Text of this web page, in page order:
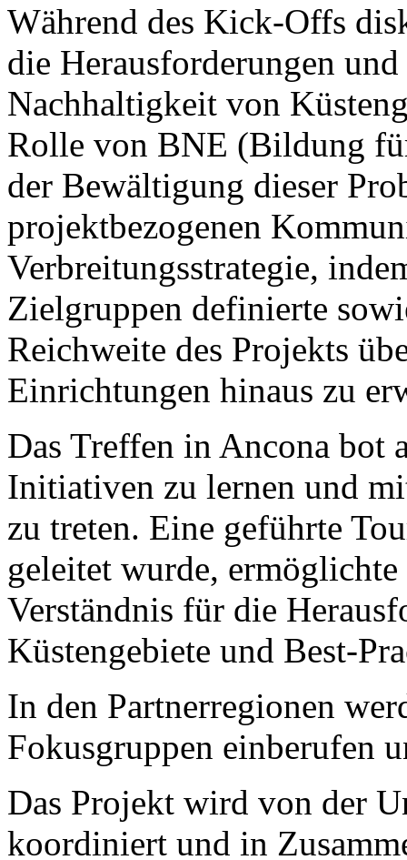
Während des Kick-Offs
die Herausforderungen
Nachhaltigkeit von
Rolle von BNE (Bildung
der Bewältigung dieser
projektbezogenen
Verbreitungsstrategie,
Zielgruppen definierte
Reichweite des Projekts
Einrichtungen hinaus zu
Das Treffen in Ancona bot
Initiativen zu lernen und
zu treten. Eine geführte
geleitet wurde,
Verständnis für die
Küstengebiete und Best-
In den Partnerregionen
Fokusgruppen einberufen
Das Projekt wird von der
koordiniert und in